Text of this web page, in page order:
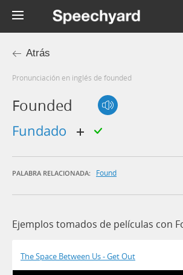
Atrás
Pronunciación en inglés de founded
Founded
fundado
PALABRA RELACIONADA: Found
Ejemplos tomados de películas con
The Space Between Us - Get Out